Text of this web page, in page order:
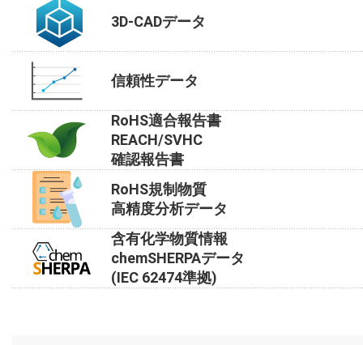
3D-CADデータ
信頼性データ
RoHS適合報告書
REACH/SVHC
確認報告書
RoHS規制物質
高精度分析データ
含有化学物質情報
chemSHERPAデータ
(IEC 62474準拠)